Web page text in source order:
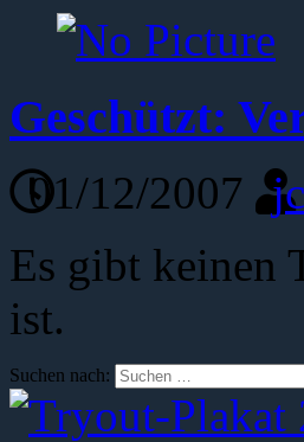
Geschützt:
01/12/2007
Es gibt keinen
ist.
Suchen nach: